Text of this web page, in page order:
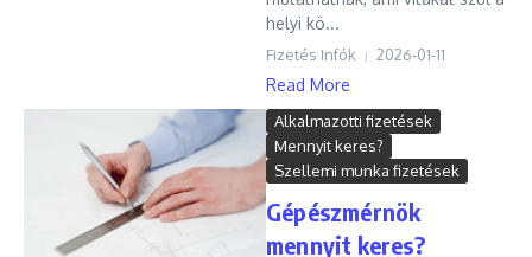
helyi kö...
Fizetés Infók 2026-01-11
Read More
Alkalmazotti fizetések
Mennyit keres?
Szellemi munka fizetések
Gépészmérnök
mennyit keres?